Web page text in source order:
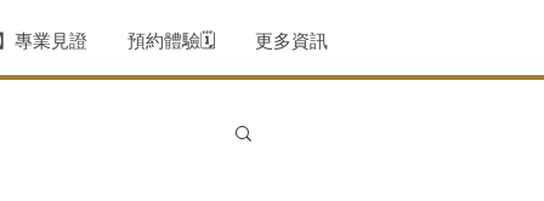
專業見證 預約體驗🗓️ 更多資訊